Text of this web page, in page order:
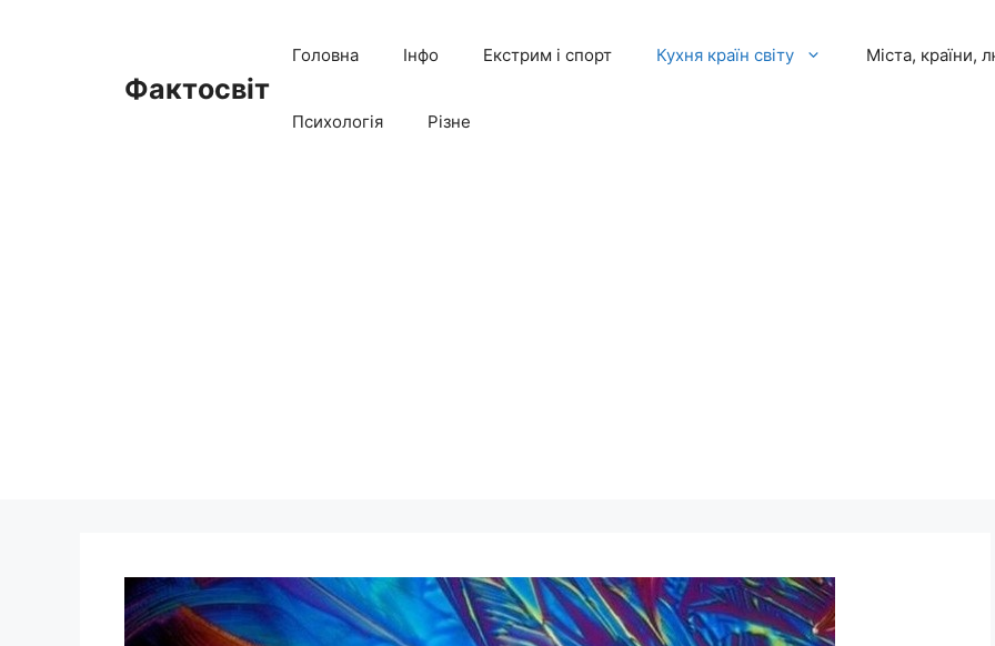
Фактосвіт
Головна Інфо Екстрим і спорт Кухня країн світу Міста, країни,
Психологія Різне